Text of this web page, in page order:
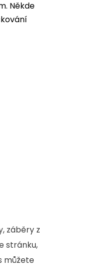
Někde
záběry z
stránku,
můžete